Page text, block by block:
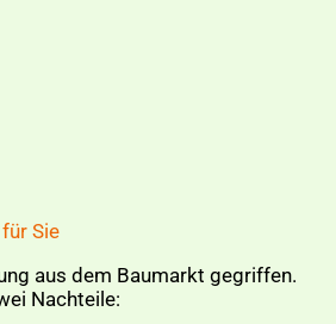
Sie
aus dem Baumarkt gegriffen.
Nachteile: